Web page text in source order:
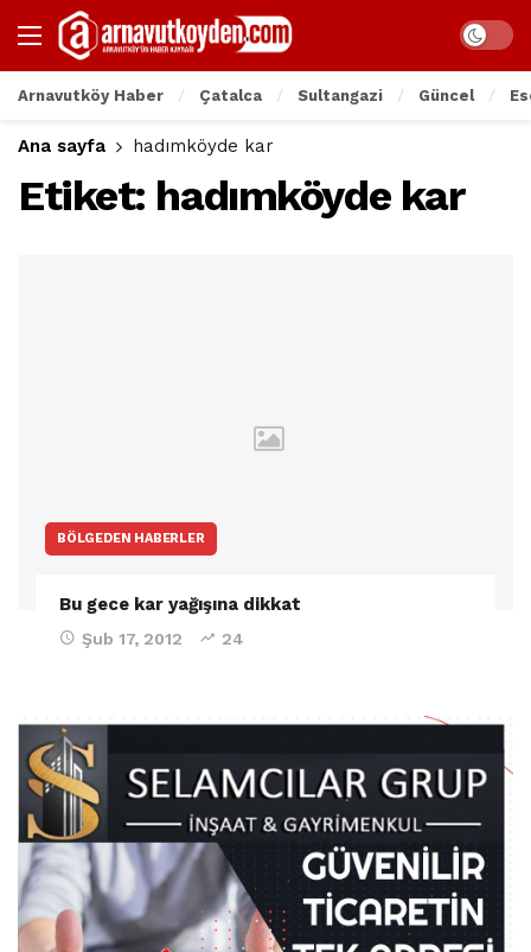
Arnavutköy Haber Çatalca Sultangazi Güncel
Ana sayfa hadımköyde kar
Etiket: hadımköyde kar
BÖLGEDEN HABERLER
Bu gece kar yağışına dikkat
Şub 17, 2012 24